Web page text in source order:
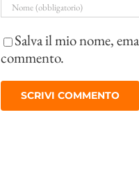
Salva il mio nome,
commento.